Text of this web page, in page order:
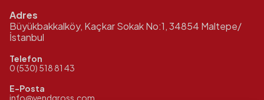
Adres
Büyükbakkalköy, Kaçkar Sokak No:1, 34854 Maltepe/
İstanbul
Telefon
0 (530) 518 81 43
E-Posta
info@vendgross.com